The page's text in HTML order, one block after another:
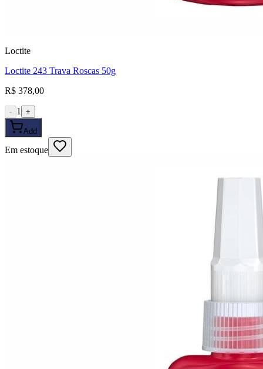
Loctite
Loctite 243 Trava Roscas 50g
R$ 378,00
- 1 +
Add
Em estoque